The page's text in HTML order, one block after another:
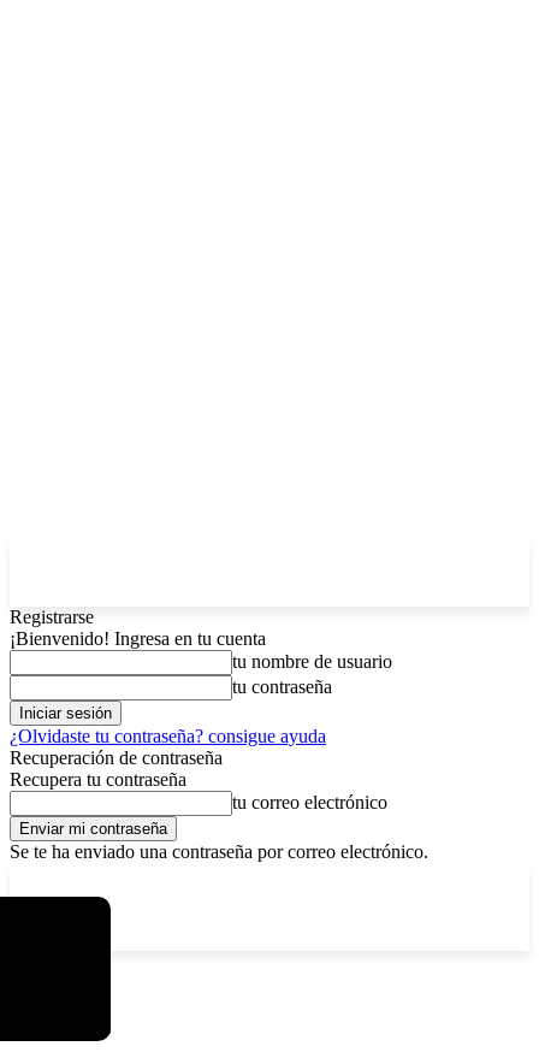
Registrarse
¡Bienvenido! Ingresa en tu cuenta
tu nombre de usuario
tu contraseña
¿Olvidaste tu contraseña? consigue ayuda
Recuperación de contraseña
Recupera tu contraseña
tu correo electrónico
Se te ha enviado una contraseña por correo electrónico.